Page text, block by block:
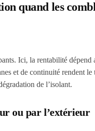
quand les
Ici, la rentabilité
et de continuité rendent
de l’isolant.
ou par l’extérieur